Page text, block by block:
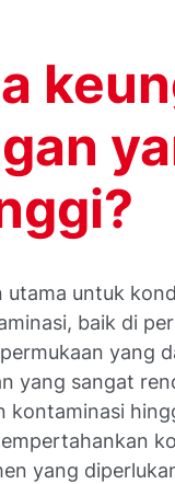
utama untuk
baik di
yang
yang sangat
kontaminasi
yang